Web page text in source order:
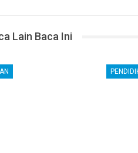
Lain Baca Ini